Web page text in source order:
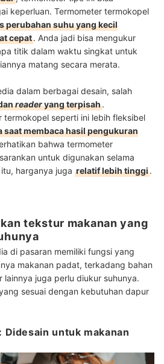
keperluan. Termometer termokopel
perubahan suhu yang kecil
cepat. Anda jadi bisa mengukur
titik dalam waktu singkat untuk
matang secara merata.
dalam berbagai desain, salah
readeryang terpisah.
termokopel seperti ini lebih fleksibel
saat membaca hasil pengukuran
bahwa termometer
untuk digunakan selama
harganya juga relatif lebih tinggi.
tekstur makanan yang
di pasaran memiliki fungsi yang
makanan padat, terkadang bahan
lainnya juga perlu diukur suhunya.
sesuai dengan kebutuhan dapur
untuk makanan